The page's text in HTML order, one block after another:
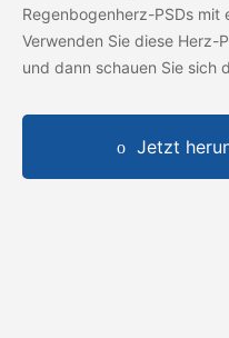
Regenbogenherz-PSDs mit
Verwenden Sie diese Herz-
und dann schauen Sie sich
Jetzt